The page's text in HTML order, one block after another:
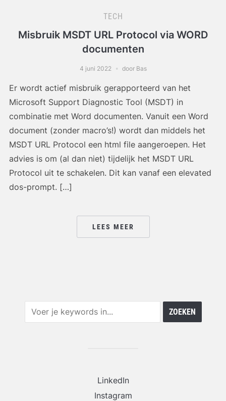
TECH
Misbruik MSDT URL Protocol via WORD
documenten
4 juni 2022 door Bas
Er wordt actief misbruik gerapporteerd van het
Microsoft Support Diagnostic Tool (MSDT) in
combinatie met Word documenten. Vanuit een Word
document (zonder macro’s!) wordt dan middels het
MSDT URL Protocol een html file aangeroepen. Het
advies is om (al dan niet) tijdelijk het MSDT URL
Protocol uit te schakelen. Dit kan vanaf een elevated
dos-prompt. […]
LEES MEER
LinkedIn
Instagram